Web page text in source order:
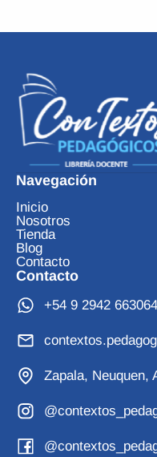
Navegación
Inicio
Nosotros
Tienda
Blog
Contacto
Contacto
+54 9 2942 663064
Zapala, Neuquen,